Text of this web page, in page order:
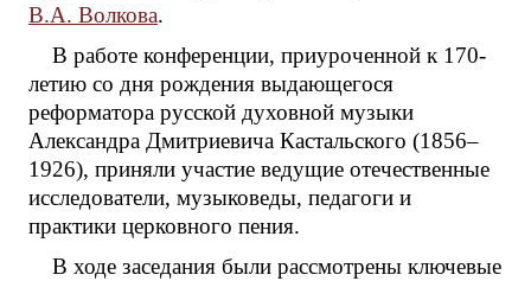
В.А. Волкова.
В работе конференции, приуроченной к 170-
летию со дня рождения выдающегося
реформатора русской духовной музыки
Александра Дмитриевича Кастальского (1856–
1926), приняли участие ведущие отечественные
исследователи, музыковеды, педагоги и
практики церковного пения.
В ходе заседания были рассмотрены ключевые